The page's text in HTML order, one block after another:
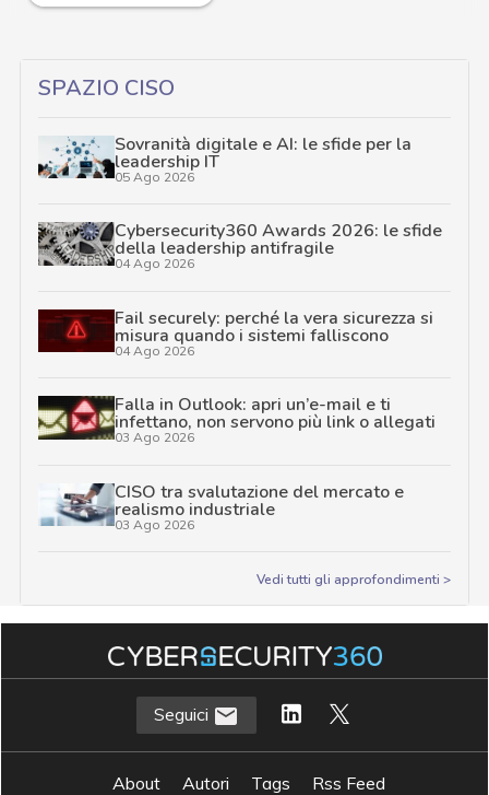
SPAZIO CISO
Sovranità digitale e AI: le sfide per la
leadership IT
05 Ago 2026
Cybersecurity360 Awards 2026: le sfide
della leadership antifragile
04 Ago 2026
Fail securely: perché la vera sicurezza si
misura quando i sistemi falliscono
04 Ago 2026
Falla in Outlook: apri un’e-mail e ti
infettano, non servono più link o allegati
03 Ago 2026
CISO tra svalutazione del mercato e
realismo industriale
03 Ago 2026
Vedi tutti gli approfondimenti >
Seguici
About Autori Tags
Rss Feed